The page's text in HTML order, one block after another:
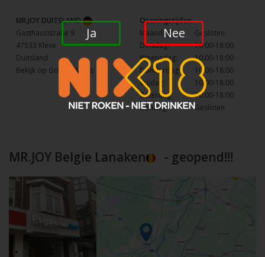
MR.JOY DUITSLAND
Gasthausstraße 9
47533 Kleve
Duitsland
Bekijk op Google Maps
Openingstijden:
Maandag:
Gesloten
Dinsdag:
10:00-18:00
Woensdag:
10:00-18:00
Donderdag:
10:00-18:00
Vrijdag:
10:00-18:00
Zaterdag:
10:00-18:00
Zondag:
Gesloten
MR.JOY Belgie Lanaken - geopend!!!
Ja Nee